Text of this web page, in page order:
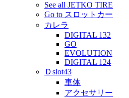
See all JETKO TIRE
Go to スロットカー
カレラ
DIGITAL 132
GO
EVOLUTION
DIGITAL 124
Ｄslot43
車体
アクセサリー